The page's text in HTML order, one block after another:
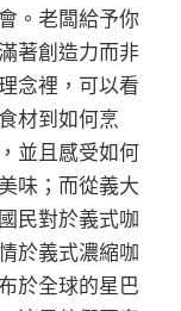
。老闆給予你
著創造力而非
念裡，可以看
材到如何烹
並且感受如何
味；而從義大
民對於義式咖
於義式濃縮咖
於全球的星巴